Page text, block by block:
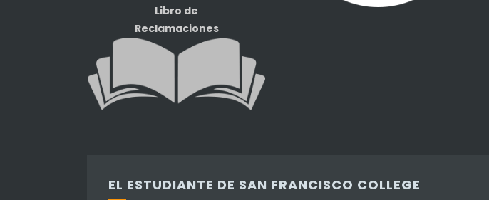
Libro de
Reclamaciones
EL ESTUDIANTE DE SAN FRANCISCO COLLEGE